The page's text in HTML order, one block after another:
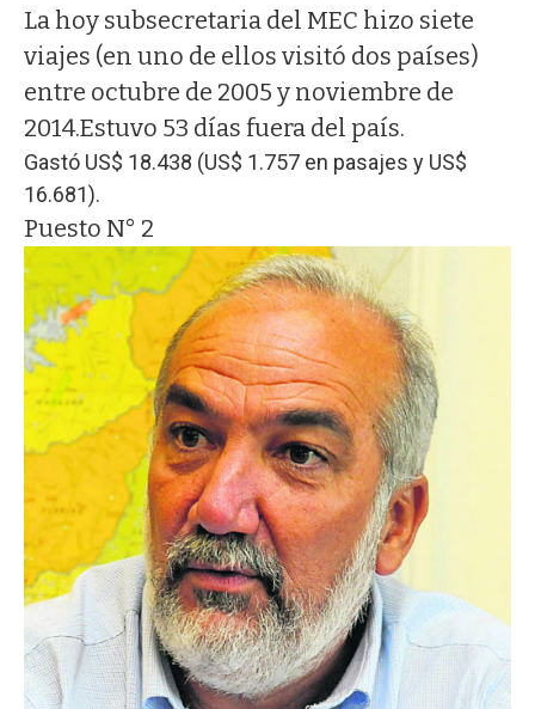
La hoy subsecretaria del MEC hizo siete
viajes (en uno de ellos visitó dos países)
entre octubre de 2005 y noviembre de
2014.Estuvo 53 días fuera del país.
Gastó US$ 18.438 (US$ 1.757 en pasajes y US$
16.681).
Puesto N° 2